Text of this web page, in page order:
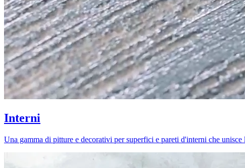
Interni
Una gamma di pitture e decorativi per superfici e pareti d'interni che